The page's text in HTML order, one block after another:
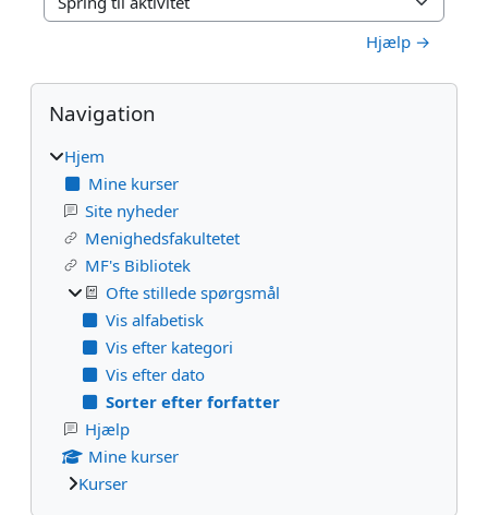
Spring til aktivitet
Hjælp →
Blokke
Skip Navigation
Navigation
Hjem
Mine kurser
Site nyheder
Menighedsfakultetet
MF's Bibliotek
Ofte stillede spørgsmål
Vis alfabetisk
Vis efter kategori
Vis efter dato
Sorter efter forfatter
Hjælp
Mine kurser
Kurser